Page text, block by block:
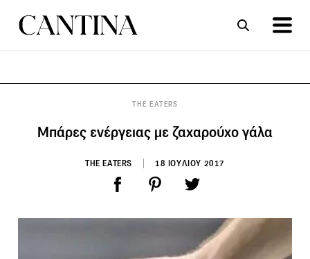
THE EATERS
Μπάρες ενέργειας με ζαχαρούχο γάλα
THE EATERS 18 ΙΟΥΛΙΟΥ 2017